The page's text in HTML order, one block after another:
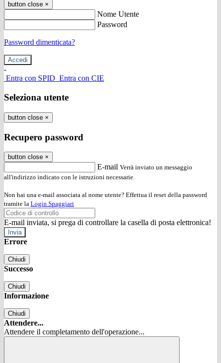
button close ×
Nome Utente
Password
Password dimenticata?
-
Entra con SPID Entra con CIE
Seleziona utente
button close ×
Recupero password
button close ×
E-mail Verrà inviato un messaggio
all'indirizzo indicato con le istruzioni necessarie.
Non hai una e-mail associata al nome utente? Effettua il reset della password
tramite la Login Spaggiari
E-mail inviata, si prega di controllare la casella di posta elettronica!
Errore
Chiudi
Successo
Chiudi
Informazione
Chiudi
Attendere...
Attendere il completamento dell'operazione...